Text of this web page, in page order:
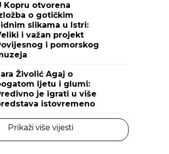
Kopru otvorena
o gotičkim
slikama u Istri:
i važan projekt
i pomorskog
Živolić Agaj o
ljetu i glumi:
je igrati u više
istovremeno
Prikaži više vijesti